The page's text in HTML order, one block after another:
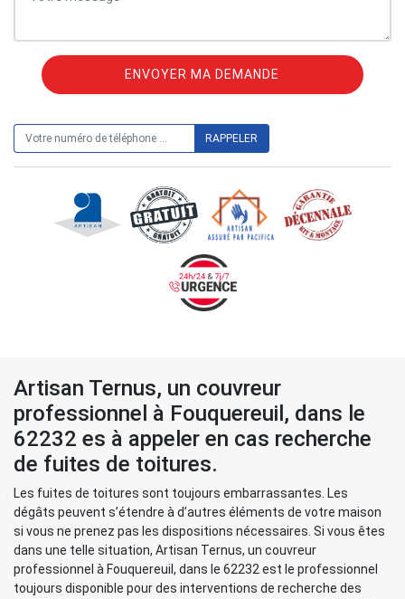
Artisan Ternus, un couvreur
professionnel à Fouquereuil, dans le
62232 es à appeler en cas recherche
de fuites de toitures.
Les fuites de toitures sont toujours embarrassantes. Les
dégâts peuvent s’étendre à d’autres éléments de votre maison
si vous ne prenez pas les dispositions nécessaires. Si vous êtes
dans une telle situation, Artisan Ternus, un couvreur
professionnel à Fouquereuil, dans le 62232 est le professionnel
toujours disponible pour des interventions de recherche des